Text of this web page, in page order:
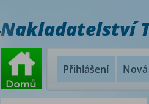
Nakladatelství
Přihlášení